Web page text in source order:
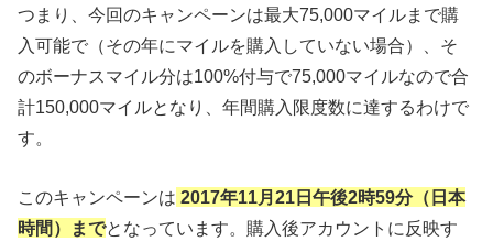
つまり、今回のキャンペーンは最大75,000マイルまで購
入可能で（その年にマイルを購入していない場合）、そ
のボーナスマイル分は100%付与で75,000マイルなので合
計150,000マイルとなり、年間購入限度数に達するわけで
す。
このキャンペーンは 2017年11月21日午後2時59分（日本
時間）までとなっています。購入後アカウントに反映す